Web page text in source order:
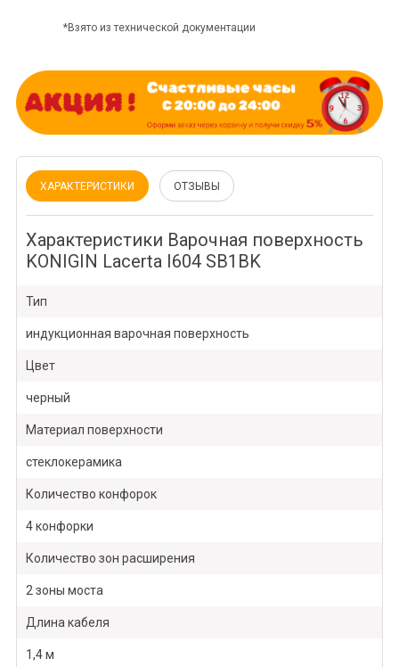
*Взято из технической документации
ХАРАКТЕРИСТИКИ ОТЗЫВЫ
Характеристики Варочная поверхность
KONIGIN Lacerta I604 SB1BK
Тип
индукционная варочная поверхность
Цвет
черный
Материал поверхности
стеклокерамика
Количество конфорок
4 конфорки
Количество зон расширения
2 зоны моста
Длина кабеля
1,4 м